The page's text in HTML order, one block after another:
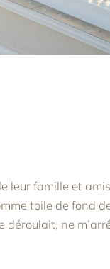
leur famille et
toile de fond
déroulait, ne